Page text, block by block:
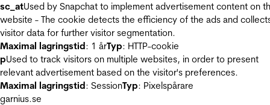
sc_atUsed by Snapchat to implement advertisement content on
website - The cookie detects the efficiency of the ads and
visitor data for further visitor segmentation.
Maximal lagringstid: 1 årTyp: HTTP-cookie
pUsed to track visitors on multiple websites, in order to present
relevant advertisement based on the visitor's preferences.
Maximal lagringstid: SessionTyp: Pixelspårare
garnius.se